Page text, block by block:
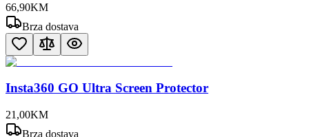
66,90KM
Brza dostava
Insta360 GO Ultra Screen Protector
21 ,00KM
Brza dostava